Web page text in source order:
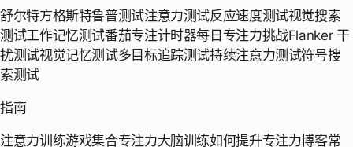
舒尔特方格斯特鲁普测试注意力测试反应速度测试视觉搜索
测试工作记忆测试番茄专注计时器每日专注力挑战Flanker 干
扰测试视觉记忆测试多目标追踪测试持续注意力测试符号搜
索测试
指南
注意力训练游戏集合专注力大脑训练如何提升专注力博客常